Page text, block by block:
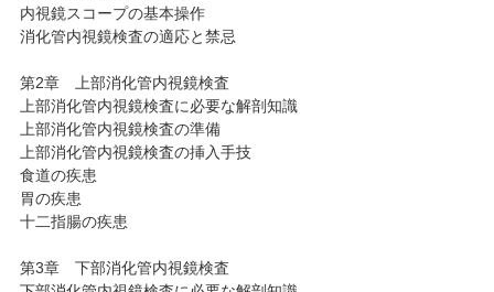
内視鏡スコープの基本操作
消化管内視鏡検査の適応と禁忌
第2章 上部消化管内視鏡検査
上部消化管内視鏡検査に必要な解剖知識
上部消化管内視鏡検査の準備
上部消化管内視鏡検査の挿入手技
食道の疾患
胃の疾患
十二指腸の疾患
第3章 下部消化管内視鏡検査